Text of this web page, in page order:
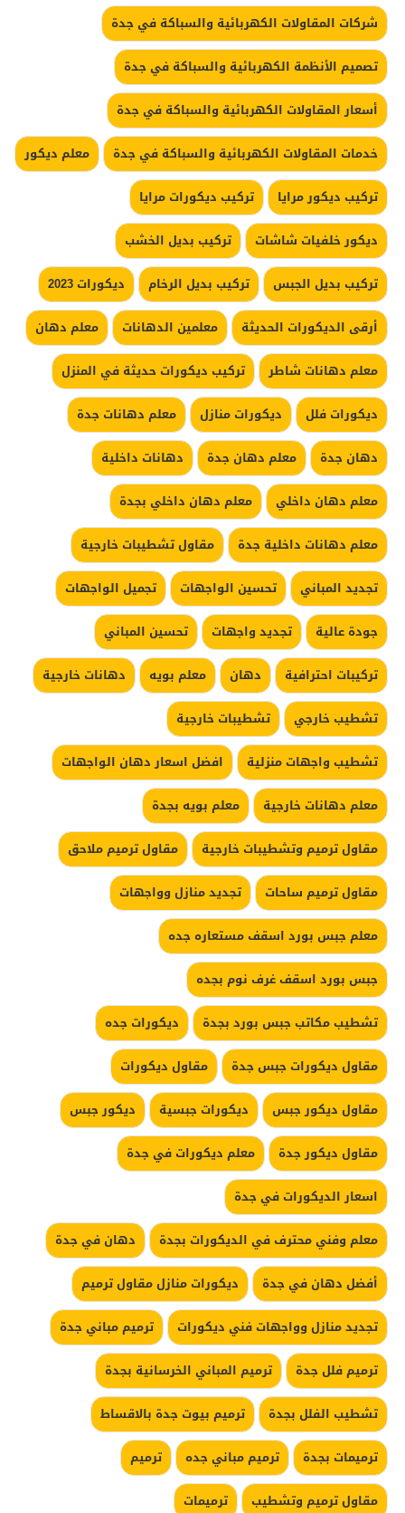
شركات المقاولات الكهربائية والسباكة في جدة
تصميم الأنظمة الكهربائية والسباكة في جدة
أسعار المقاولات الكهربائية والسباكة في جدة
خدمات المقاولات الكهربائية والسباكة في جدة
معلم ديكور
تركيب ديكور مرايا
تركيب ديكورات مرايا
ديكور خلفيات شاشات
تركيب بديل الخشب
تركيب بديل الجبس
تركيب بديل الرخام
ديكورات 2023
أرقى الديكورات الحديثة
معلمين الدهانات
معلم دهان
معلم دهانات شاطر
تركيب ديكورات حديثة في المنزل
ديكورات فلل
ديكورات منازل
معلم دهانات جدة
دهان جدة
معلم دهان جدة
دهانات داخلية
معلم دهان داخلي
معلم دهان داخلي بجدة
معلم دهانات داخلية جدة
مقاول تشطيبات خارجية
تجديد المباني
تحسين الواجهات
تجميل الواجهات
جودة عالية
تجديد واجهات
تحسين المباني
تركيبات احترافية
دهان معلم بويه
دهانات خارجية
تشطيب خارجي
تشطيبات خارجية
تشطيب واجهات منزلية
افضل اسعار دهان الواجهات
معلم دهانات خارجية
معلم بويه بجدة
مقاول ترميم وتشطيبات خارجية
مقاول ترميم ملاحق
مقاول ترميم ساحات
تجديد منازل وواجهات
معلم جبس بورد اسقف مستعاره جده
جبس بورد اسقف غرف نوم بجده
تشطيب مكاتب جبس بورد بجدة
ديكورات جده
مقاول ديكورات جبس جدة
مقاول ديكورات
مقاول ديكور جبس
ديكورات جبسية
ديكور جبس
مقاول ديكور جدة
معلم ديكورات في جدة
اسعار الديكورات في جدة
معلم وفني محترف في الديكورات بجدة
دهان في جدة
أفضل دهان في جدة
ديكورات منازل مقاول ترميم
تجديد منازل وواجهات فني ديكورات
ترميم مباني جدة
ترميم فلل جدة
ترميم المباني الخرسانية بجدة
تشطيب الفلل بجدة
ترميم بيوت جدة بالاقساط
ترميمات بجدة
ترميم مباني جده
ترميم
مقاول ترميم وتشطيب
ترميمات